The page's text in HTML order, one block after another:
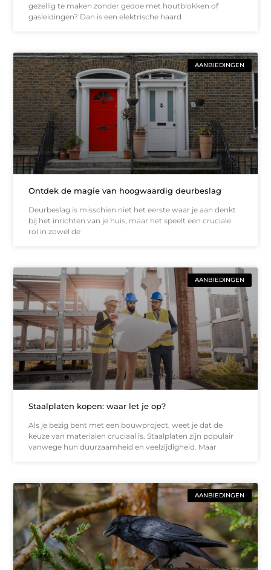
gezellig te maken zonder gedoe met houtblokken of
gasleidingen? Dan is een elektrische haard
AANBIEDINGEN
Ontdek de magie van hoogwaardig deurbeslag
Deurbeslag is misschien niet het eerste waar je aan denkt
bij het inrichten van je huis, maar het speelt een cruciale
rol in zowel de
AANBIEDINGEN
Staalplaten kopen: waar let je op?
Als je bezig bent met een bouwproject, weet je dat de
keuze van materialen cruciaal is. Staalplaten zijn populair
vanwege hun duurzaamheid en veelzijdigheid. Maar
AANBIEDINGEN